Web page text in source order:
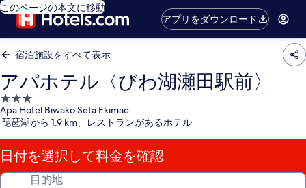
このページの本文に移動
アプリをダウンロード
宿泊施設をすべて表示
アパホテル〈びわ湖瀬田駅前〉
3.0
つ
星
宿
泊
施
Apa Hotel Biwako Seta Ekimae
琵琶湖から 1.9 km、レストランがあるホテル
日付を選択して料金を確認
目的地